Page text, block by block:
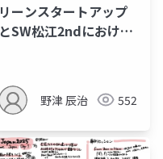
リーンスタートアップ
とSW松江2ndにおける
野津 辰治 552